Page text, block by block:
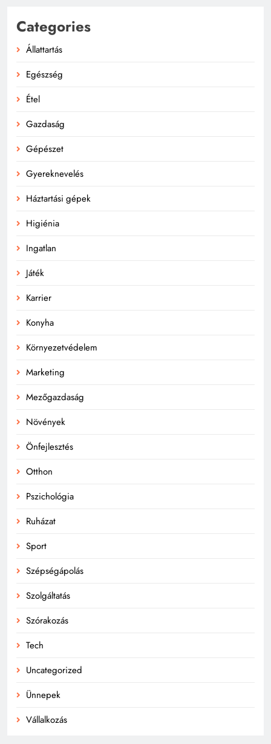
Categories
Állattartás
Egészség
Étel
Gazdaság
Gépészet
Gyereknevelés
Háztartási gépek
Higiénia
Ingatlan
Játék
Karrier
Konyha
Környezetvédelem
Marketing
Mezőgazdaság
Növények
Önfejlesztés
Otthon
Pszichológia
Ruházat
Sport
Szépségápolás
Szolgáltatás
Szórakozás
Tech
Uncategorized
Ünnepek
Vállalkozás